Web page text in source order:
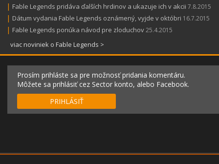
| Fable Legends pridáva ďalších hrdinov a ukazuje ich v akcii 7.8.2015
| Dátum vydania Fable Legends oznámený, vyjde v októbri 16.7.2015
| Fable Legends ponúka návod pre zloduchov25.4.2015
viac noviniek o Fable Legends >
Prosím prihláste sa pre možnosť pridania komentáru.
Môžete sa prihlásiť cez Sector konto, alebo Facebook.
PRIHLÁSIŤ